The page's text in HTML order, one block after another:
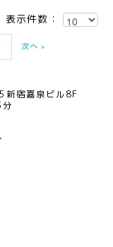
表示件数：
次へ »
宿嘉泉ビル8F